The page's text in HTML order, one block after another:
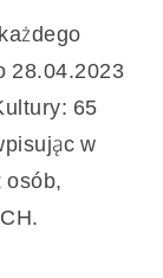
28.04.2023
65
w
osób,